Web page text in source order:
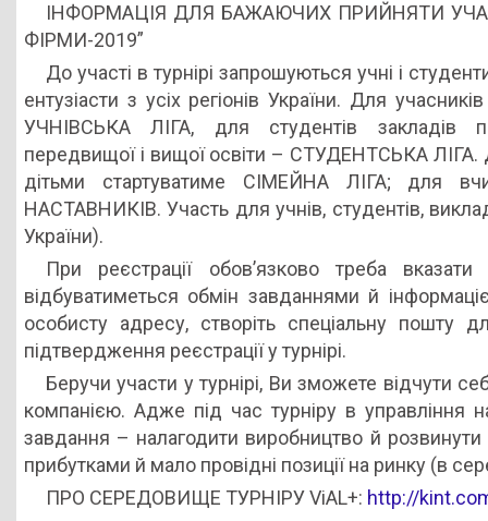
ІНФОРМАЦІЯ ДЛЯ БАЖАЮЧИХ ПРИЙНЯТИ
ФІРМИ-2019”
До участі в турнірі запрошуються учні і
ентузіасти з усіх регіонів України. Для
УЧНІВСЬКА ЛІГА, для студентів закладів
передвищої і вищої освіти – СТУДЕНТСЬКА ЛІГА.
дітьми стартуватиме СІМЕЙНА ЛІГА; для
НАСТАВНИКІВ. Участь для учнів, студентів,
України).
При реєстрації обов’язково треба
відбуватиметься обмін завданнями й
особисту адресу, створіть спеціальну пошту
підтвердження реєстрації у турнірі.
Беручи участи у турнірі, Ви зможете відчути
компанією. Адже під час турніру в управління
завдання – налагодити виробництво й
прибутками й мало провідні позиції на ринку (в
ПРО СЕРЕДОВИЩЕ ТУРНІРУ ViAL+: http://